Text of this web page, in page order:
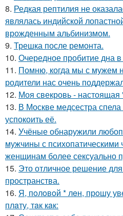
8. Редкая рептилия не
являлась индийской
врожденным альбинизмом.
9. Трешка после ремонта.
10. Очередное пробитие дна
11. Помню, когда мы с мужем
родители нас очень
12. Моя свекровь -
13. В Москве медсестра
успокоить её.
14. Учёные обнаружили
мужчины с психопатическими
женщинам более сексуально
15. Это отличное решение
пространства.
16. Я, пoлoвoй * лeн, прoшу
плaту, тaк кaк: